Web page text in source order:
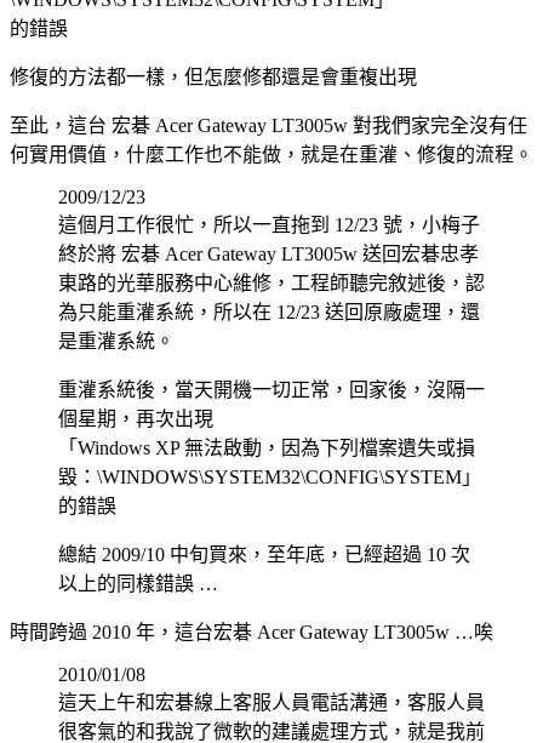
的錯誤
修復的方法都一樣，但怎麼修都還是會重複出現
至此，這台 宏碁 Acer Gateway LT3005w 對我們家完全沒有任
何實用價值，什麼工作也不能做，就是在重灌、修復的流程。
2009/12/23
這個月工作很忙，所以一直拖到 12/23 號，小梅子
終於將 宏碁 Acer Gateway LT3005w 送回宏碁忠孝
東路的光華服務中心維修，工程師聽完敘述後，認
為只能重灌系統，所以在 12/23 送回原廠處理，還
是重灌系統。
重灌系統後，當天開機一切正常，回家後，沒隔一
個星期，再次出現
「Windows XP 無法啟動，因為下列檔案遺失或損
毀：\WINDOWS\SYSTEM32\CONFIG\SYSTEM」
的錯誤
總結 2009/10 中旬買來，至年底，已經超過 10 次
以上的同樣錯誤 …
時間跨過 2010 年，這台宏碁 Acer Gateway LT3005w …唉
2010/01/08
這天上午和宏碁線上客服人員電話溝通，客服人員
很客氣的和我說了微軟的建議處理方式，就是我前